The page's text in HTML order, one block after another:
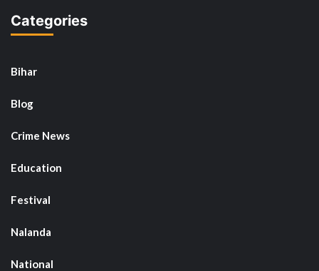
Categories
Bihar
Blog
Crime News
Education
Festival
Nalanda
National